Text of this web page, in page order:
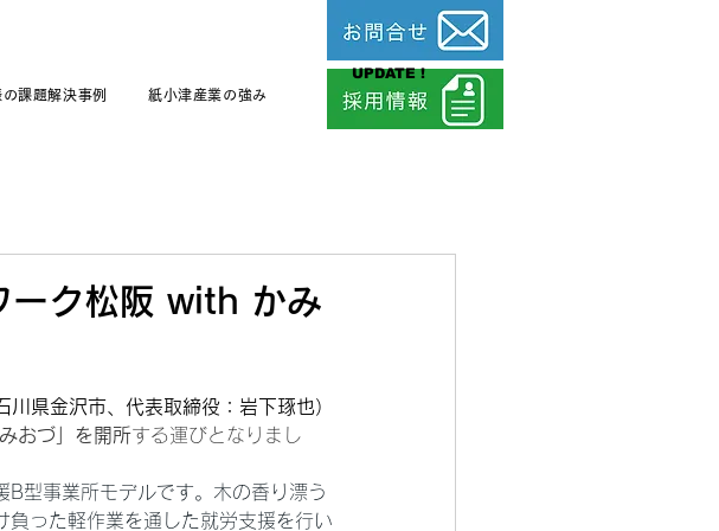
の課題解決事例 紙小津産業の強み
UPDATE !
ーク松阪 with かみ
川県金沢市、代表取締役：岩下琢也）
おづ」を開所する運びとなりまし
B型事業所モデルです。木の香り漂う
った軽作業を通した就労支援を行い